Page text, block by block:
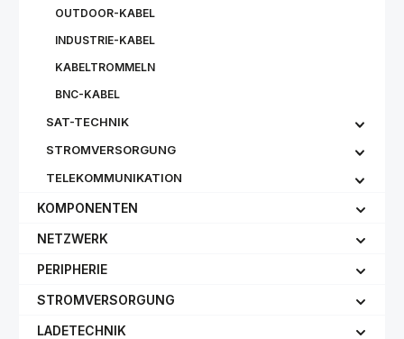
OUTDOOR-KABEL
INDUSTRIE-KABEL
KABELTROMMELN
BNC-KABEL
SAT-TECHNIK
STROMVERSORGUNG
TELEKOMMUNIKATION
KOMPONENTEN
NETZWERK
PERIPHERIE
STROMVERSORGUNG
LADETECHNIK